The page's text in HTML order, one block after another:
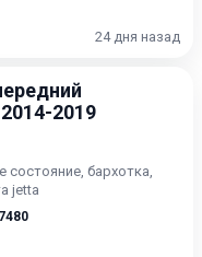
24 дня назад
2019
состояние, бархотка,
jetta